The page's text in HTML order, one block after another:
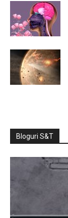
Bloguri S&T